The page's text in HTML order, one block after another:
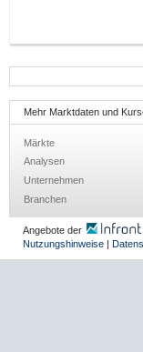
Mehr Marktdaten und
Märkte
Analysen
Unternehmen
Branchen
Angebote der
Nutzungshinweise